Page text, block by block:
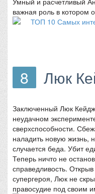
важная роль в котором
8 Люк
Заключенный Люк
неудачном
сверхспособности.
наладить новую жизнь,
случается беда. Убит
Теперь ничто не
справедливость.
супергероя, Люк не
правосудие под своим